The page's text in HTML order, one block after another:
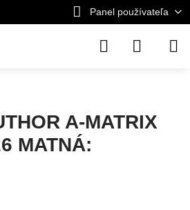
Panel používateľa
A-MATRIX
MATNÁ: